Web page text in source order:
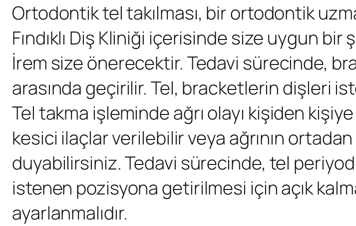
Ortodontik tel takılması, bir ortodontik
Fındıklı Diş Kliniği içerisinde size uygun
İrem size önerecektir. Tedavi sürecinde,
arasında geçirilir. Tel, bracketlerin dişleri
Tel takma işleminde ağrı olayı kişiden
kesici ilaçlar verilebilir veya ağrının
duyabilirsiniz. Tedavi sürecinde, tel
istenen pozisyona getirilmesi için açık
ayarlanmalıdır.